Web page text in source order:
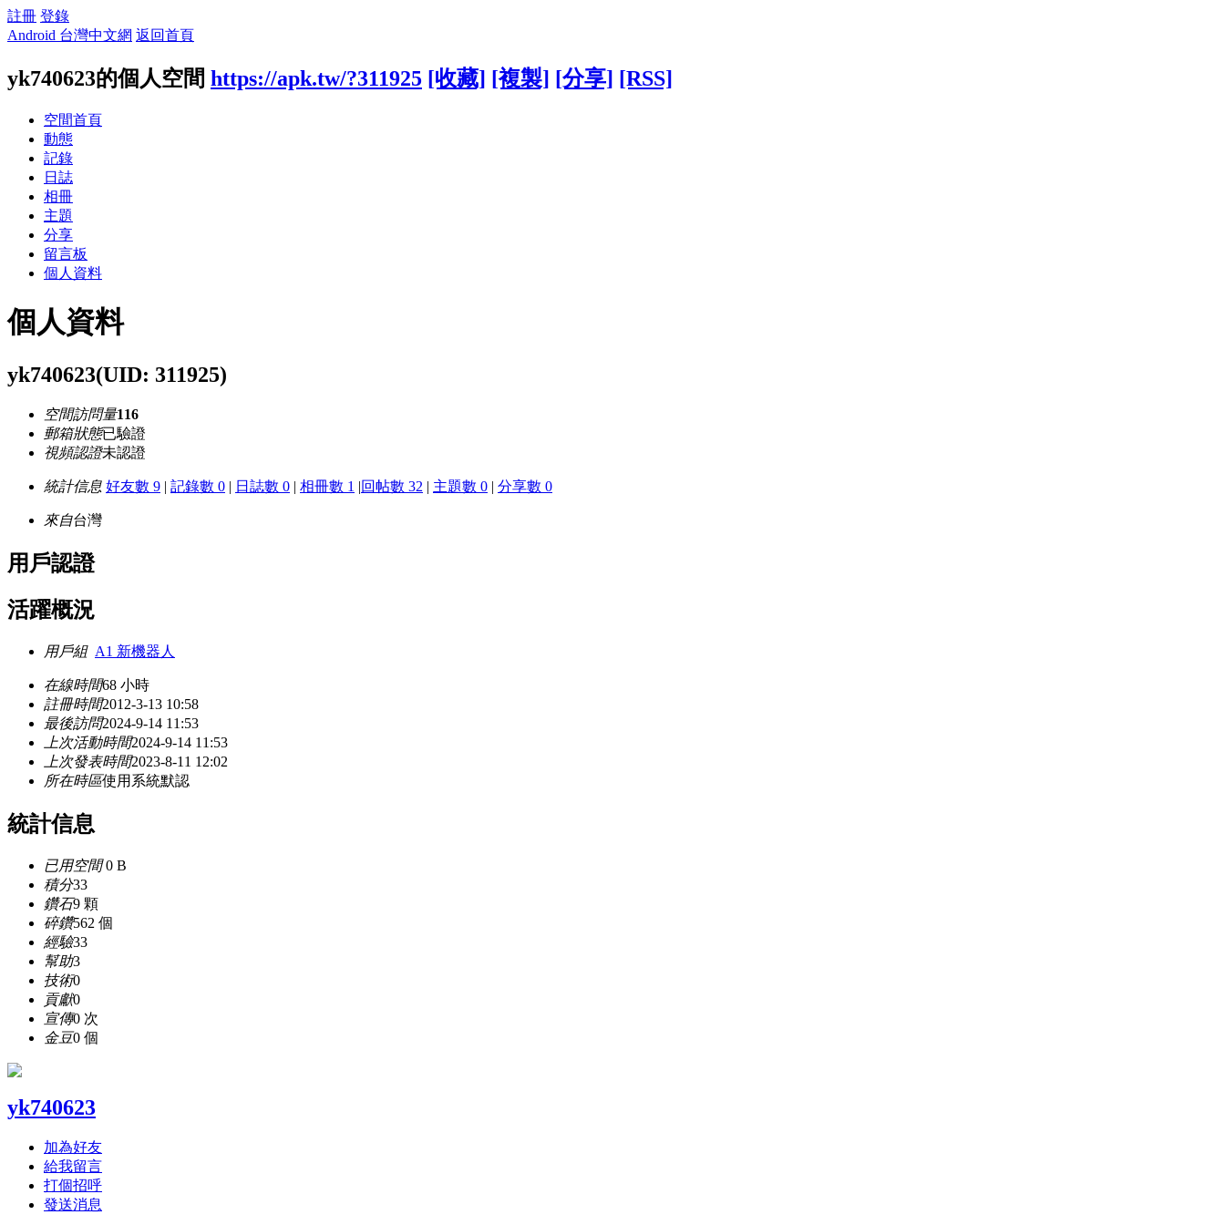
註冊 登錄
Android 台灣中文網 返回首頁
yk740623的個人空間 https://apk.tw/?311925 [收藏] [複製] [分享] [RSS]
空間首頁
動態
記錄
日誌
相冊
主題
分享
留言板
個人資料
個人資料
yk740623(UID: 311925)
空間訪問量116
郵箱狀態已驗證
視頻認證未認證
統計信息 好友數 9 | 記錄數 0 | 日誌數 0 | 相冊數 1 |回帖數 32 | 主題數 0 | 分享數 0
來自台灣
用戶認證
活躍概況
用戶組 A1 新機器人
在線時間68 小時
註冊時間2012-3-13 10:58
最後訪問2024-9-14 11:53
上次活動時間2024-9-14 11:53
上次發表時間2023-8-11 12:02
所在時區使用系統默認
統計信息
已用空間0 B
積分33
鑽石9 顆
碎鑽562 個
經驗33
幫助3
技術0
貢獻0
宣傳0 次
金豆0 個
yk740623
加為好友
給我留言
打個招呼
發送消息